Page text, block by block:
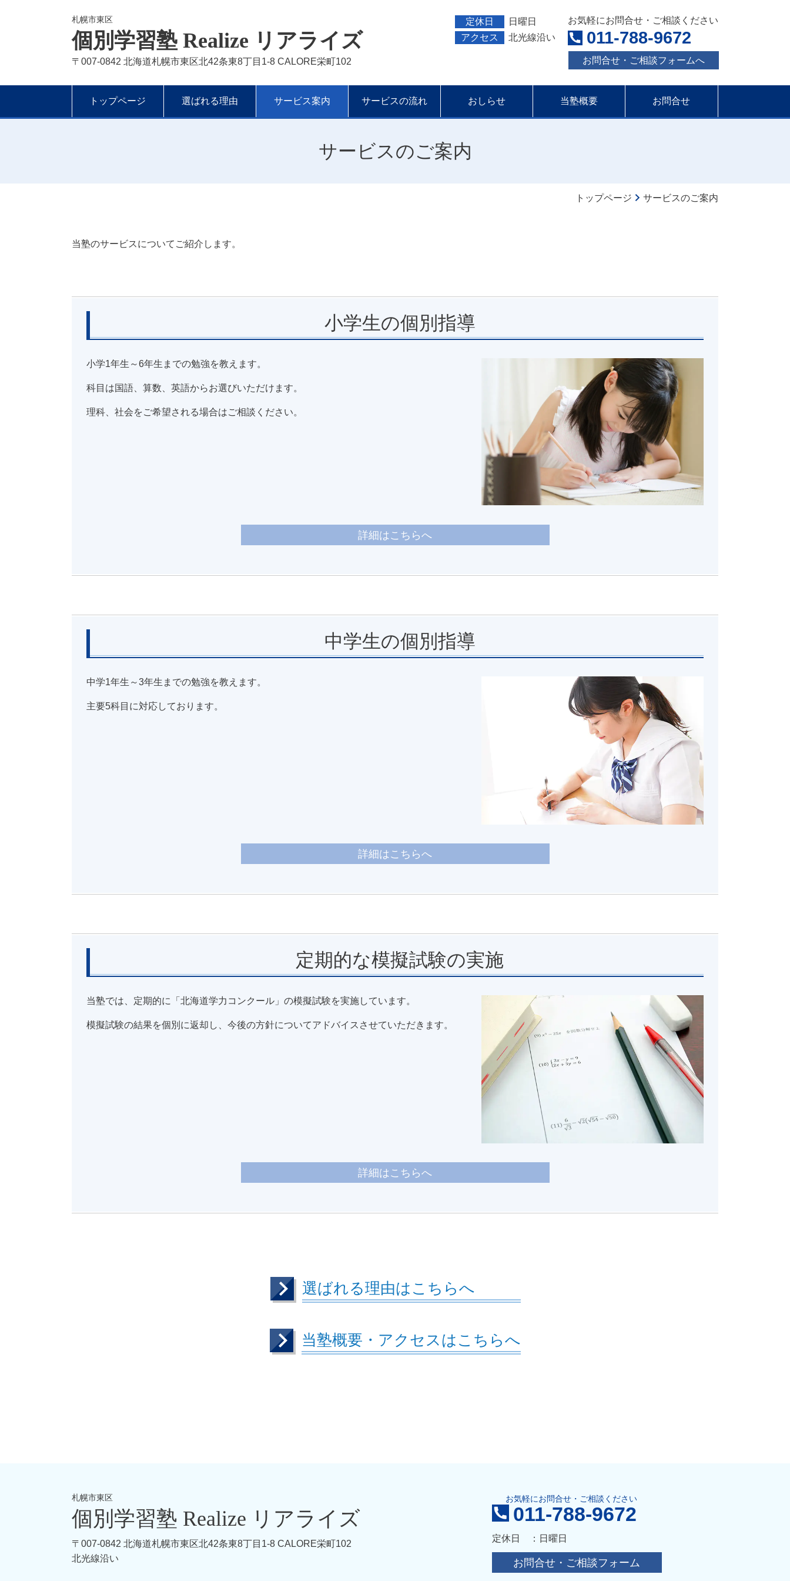
札幌市東区
個別学習塾 Realize リアライズ
〒007-0842 北海道札幌市東区北42条東8丁目1-8 CALORE栄町102
定休日
日曜日
アクセス
北光線沿い
お気軽にお問合せ・ご相談ください
011-788-9672
お問合せ・ご相談フォームへ
トップページ 選ばれる理由 サービス案内 サービスの流れ おしらせ 当塾概要 お問合せ
サービスのご案内
トップページ サービスのご案内
当塾のサービスについてご紹介します。
小学生の個別指導
小学1年生～6年生までの勉強を教えます。
科目は国語、算数、英語からお選びいただけます。
理科、社会をご希望される場合はご相談ください。
詳細はこちらへ
中学生の個別指導
中学1年生～3年生までの勉強を教えます。
主要5科目に対応しております。
詳細はこちらへ
定期的な模擬試験の実施
当塾では、定期的に「北海道学力コンクール」の模擬試験を実施しています。
模擬試験の結果を個別に返却し、今後の方針についてアドバイスさせていただきます。
詳細はこちらへ
選ばれる理由はこちらへ
当塾概要・アクセスはこちらへ
札幌市東区
個別学習塾 Realize リアライズ
〒007-0842 北海道札幌市東区北42条東8丁目1-8 CALORE栄町102
北光線沿い
お気軽にお問合せ・ご相談ください
011-788-9672
定休日 ：日曜日
お問合せ・ご相談フォーム